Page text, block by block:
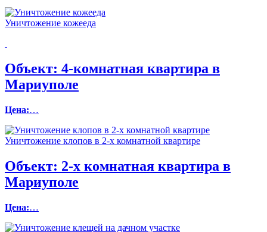
Уничтожение кожееда
Объект: 4-комнатная квартира в
Мариуполе
Цена:…
Уничтожение клопов в 2-х комнатной квартире
Объект: 2-х комнатная квартира в
Мариуполе
Цена:…